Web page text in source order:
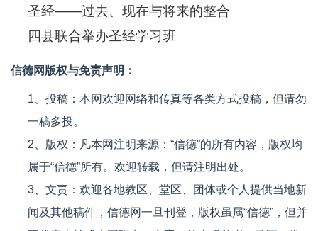
圣经——过去、现在与将来的整合
四县联合举办圣经学习班
信德网版权与免责声明：
1、投稿：本网欢迎网络和传真等各类方式投稿，但请勿
一稿多投。
2、版权：凡本网注明来源：“信德”的所有内容，版权均
属于“信德”所有。欢迎转载，但请注明出处。
3、文责：欢迎各地教区、堂区、团体或个人提供当地新
闻及其他稿件，信德网一旦刊登，版权虽属“信德”，但并